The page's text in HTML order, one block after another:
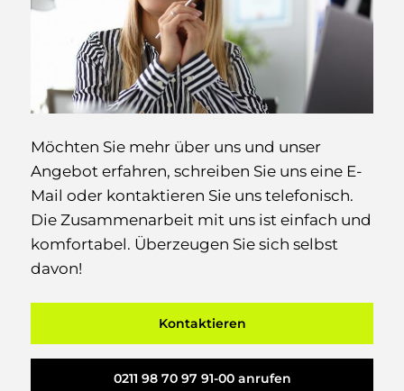
Möchten Sie mehr über uns und unser
Angebot erfahren, schreiben Sie uns eine E-
Mail oder kontaktieren Sie uns telefonisch.
Die Zusammenarbeit mit uns ist einfach und
komfortabel. Überzeugen Sie sich selbst
davon!
Kontaktieren
0211 98 70 97 91-00 anrufen